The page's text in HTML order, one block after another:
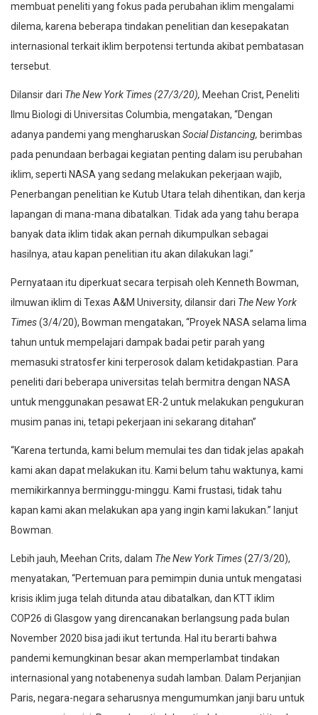
membuat peneliti yang fokus pada perubahan iklim mengalami
dilema, karena beberapa tindakan penelitian dan kesepakatan
internasional terkait iklim berpotensi tertunda akibat pembatasan
tersebut.
Dilansir dari The New York Times(27/3/20), Meehan Crist, Peneliti
Ilmu Biologi di Universitas Columbia, mengatakan, “Dengan
adanya pandemi yang mengharuskan Social Distancing, berimbas
pada penundaan berbagai kegiatan penting dalam isu perubahan
iklim, seperti NASA yang sedang melakukan pekerjaan wajib,
Penerbangan penelitian ke Kutub Utara telah dihentikan, dan kerja
lapangan di mana-mana dibatalkan. Tidak ada yang tahu berapa
banyak data iklim tidak akan pernah dikumpulkan sebagai
hasilnya, atau kapan penelitian itu akan dilakukan lagi.”
Pernyataan itu diperkuat secara terpisah oleh Kenneth Bowman,
ilmuwan iklim di Texas A&M University, dilansir dari The New York
Times(3/4/20), Bowman mengatakan, “Proyek NASA selama lima
tahun untuk mempelajari dampak badai petir parah yang
memasuki stratosfer kini terperosok dalam ketidakpastian. Para
peneliti dari beberapa universitas telah bermitra dengan NASA
untuk menggunakan pesawat ER-2 untuk melakukan pengukuran
musim panas ini, tetapi pekerjaan ini sekarang ditahan”
“Karena tertunda, kami belum memulai tes dan tidak jelas apakah
kami akan dapat melakukan itu. Kami belum tahu waktunya, kami
memikirkannya berminggu-minggu. Kami frustasi, tidak tahu
kapan kami akan melakukan apa yang ingin kami lakukan.” lanjut
Bowman.
Lebih jauh, Meehan Crits, dalam The New York Times(27/3/20),
menyatakan, “Pertemuan para pemimpin dunia untuk mengatasi
krisis iklim juga telah ditunda atau dibatalkan, dan KTT iklim
COP26 di Glasgow yang direncanakan berlangsung pada bulan
November 2020 bisa jadi ikut tertunda. Hal itu berarti bahwa
pandemi kemungkinan besar akan memperlambat tindakan
internasional yang notabenenya sudah lamban. Dalam Perjanjian
Paris, negara-negara seharusnya mengumumkan janji baru untuk